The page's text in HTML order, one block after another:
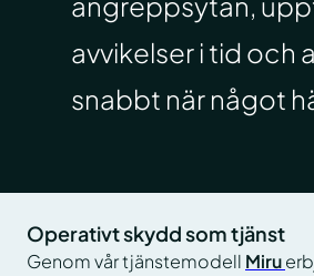
avvikelser i tid och
snabbt när något
Operativt skydd som tjänst
Genom vår tjänstemodell Miru